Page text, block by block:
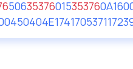
50635376015353760
450404E174170537